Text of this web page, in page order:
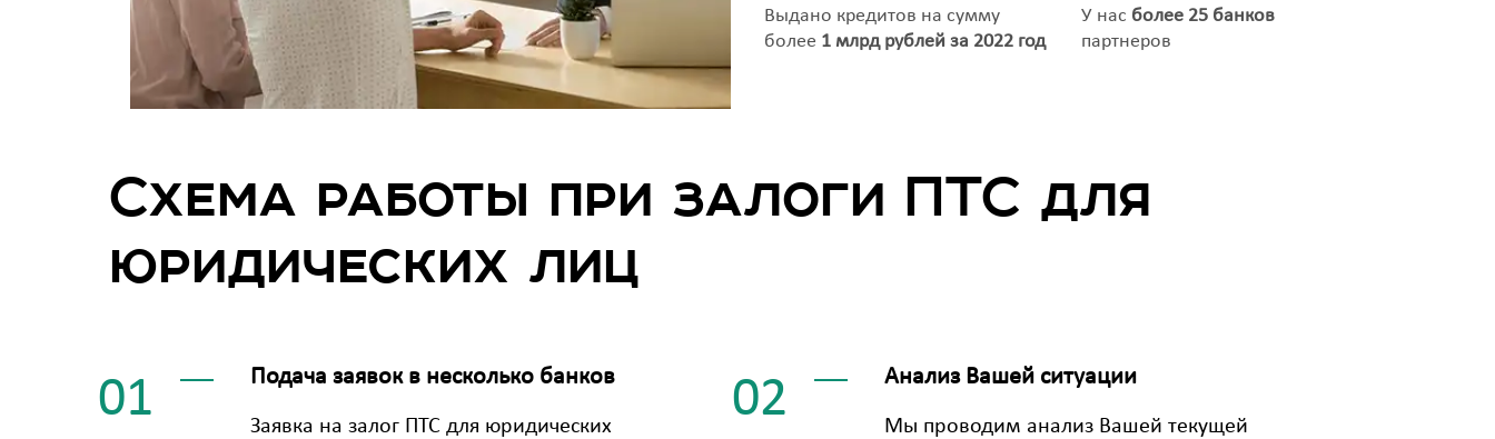
Выдано кредитов на сумму
более 1 млрд рублей за 2022 год
У нас более 25 банков
партнеров
Схема работы при залоги ПТС для
юридических лиц
01 Подача заявок в несколько банков
Заявка на залог ПТС для юридических
02 Анализ Вашей ситуации
Мы проводим анализ Вашей текущей